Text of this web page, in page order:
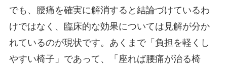
でも、腰痛を確実に解消すると結論づけているわ
けではなく、臨床的な効果については見解が分か
れているのが現状です。あくまで「負担を軽くし
やすい椅子」であって、「座れば腰痛が治る椅